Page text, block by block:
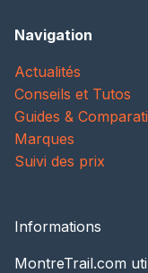
Navigation
Actualités
Conseils et Tutos
Guides &
Marques
Suivi des prix
Informations
MontreTrail.com